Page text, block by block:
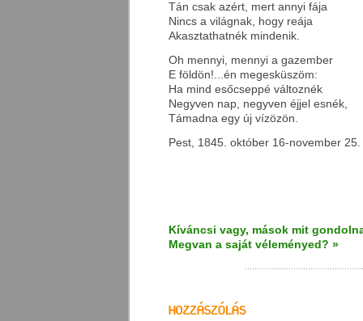
Tán csak azért, mert annyi fája
Nincs a világnak, hogy reája
Akasztathatnék mindenik.
Oh mennyi, mennyi a gazember
E földön!...én megesküszöm:
Ha mind esőcseppé változnék
Negyven nap, negyven éjjel esnék,
Támadna egy új vízözön.
Pest, 1845. október 16-november
Kíváncsi vagy, mások mit
Megvan a saját véleményed? »